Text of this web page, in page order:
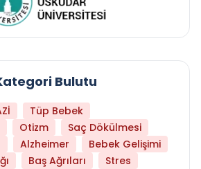
Bulutu
Tüp Bebek
Otizm
Saç Dökülmesi
Alzheimer
Bebek Gelişimi
Baş Ağrıları
Stres